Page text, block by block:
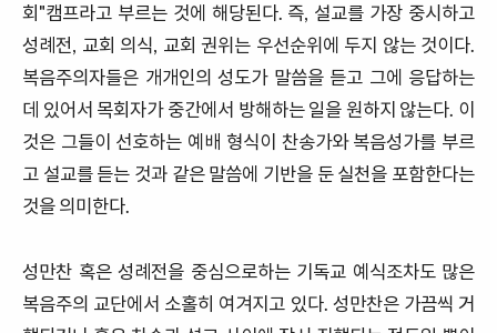
회 "캠프라고 부르는 것에 해당된다. 즉, 설교를 가장 중시하고
성례전, 교회 의식, 교회 권위는 우선순위에 두지 않는 것이다.
복음주의자들은 개개인의 성도가 말씀을 듣고 그에 응답하는
데 있어서 목회자가 중간에서 방해하는 일을원하지 않는다. 이
것은 그들이 선호하는 예배 형식이 찬송가와 복음성가를 부르
고 설교를 듣는 것과 같은 말씀에 기반을 둔 실천을 포함한다는
것을의미한다.
성만찬 혹은 성례전을 중심으로하는 기독교 예 식조차도 많은
복음주의 교단에서 소홀히 여겨지고 있다. 성만찬은 가끔씩 거